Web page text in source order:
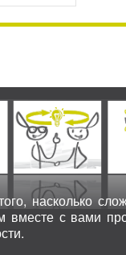
насколько
вместе с вами